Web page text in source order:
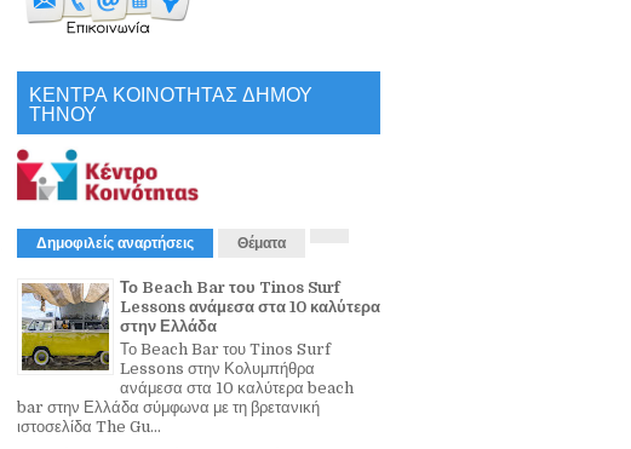
ΚΕΝΤΡΑ ΚΟΙΝΟΤΗΤΑΣ ΔΗΜΟΥ
ΤΗΝΟΥ
Δημοφιλείς αναρτήσεις Θέματα
Το Beach Bar του Tinos Surf
Lessons ανάμεσα στα 10 καλύτερα
στην Ελλάδα
Το Beach Bar του Tinos Surf
Lessons στην Κολυμπήθρα
ανάμεσα στα 10 καλύτερα beach
bar στην Ελλάδα σύμφωνα με τη βρετανική
ιστοσελίδα The Gu...